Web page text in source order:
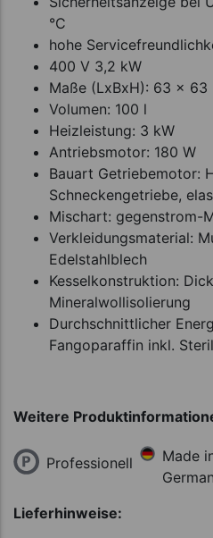
°C
hohe
400 V 3,2 kW
Maße (LxBxH): 63 x 63
Volumen: 100 l
Heizleistung: 3 kW
Antriebsmotor: 180 W
Bauart Getriebemotor:
Schneckengetriebe,
Mischart: gegenstrom-
Verkleidungsmaterial:
Edelstahlblech
Kesselkonstruktion:
Mineralwollisolierung
Durchschnittlicher
Fangoparaffin inkl.
Weitere
Professionell
Made
Lieferhinweise: